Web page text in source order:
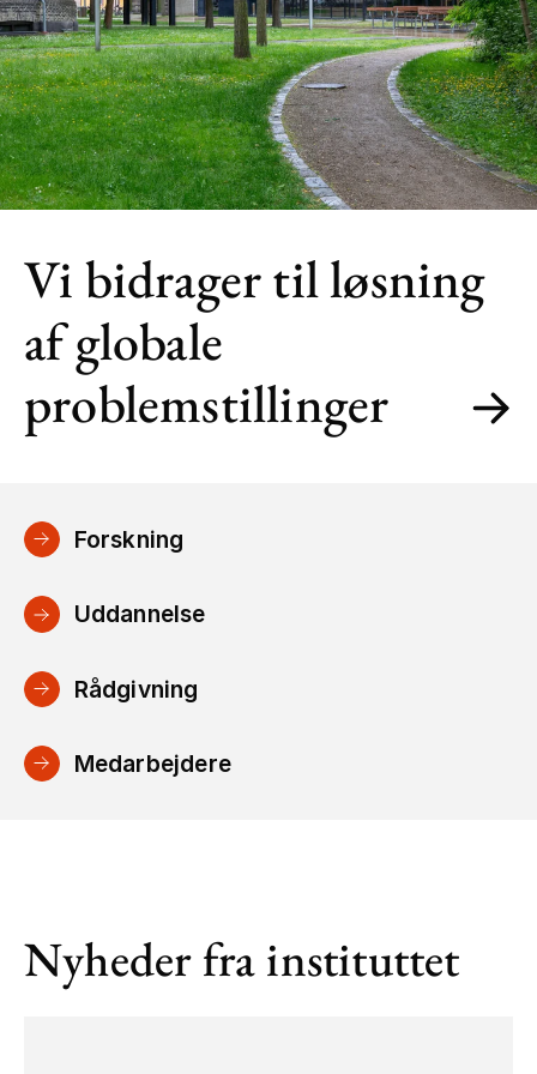
Vi bidrager til løsning
af globale
problemstillinger
Forskning
Uddannelse
Rådgivning
Medarbejdere
Nyheder fra instituttet